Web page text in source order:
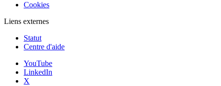
Cookies
Liens externes
Statut
Centre d'aide
YouTube
LinkedIn
X